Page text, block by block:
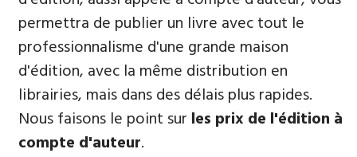
permettra de publier un livre avec tout le
professionnalisme d'une grande maison
d'édition, avec la même distribution en
librairies, mais dans des délais plus rapides.
Nous faisons le point sur les prix de l'édition à
compte d'auteur.